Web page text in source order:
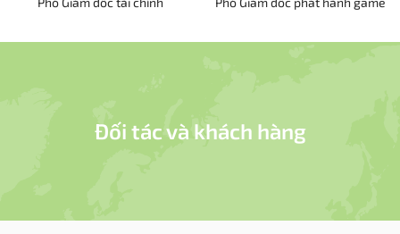
Đối tác và khách hàng